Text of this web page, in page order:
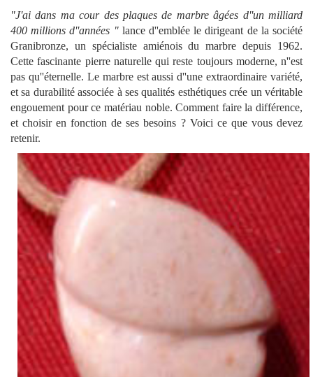
"J'ai dans ma cour des plaques de marbre âgées d''un milliard
400 millions d''années " lance d''emblée le dirigeant de la société
Granibronze, un spécialiste amiénois du marbre depuis 1962.
Cette fascinante pierre naturelle qui reste toujours moderne, n''est
pas qu''éternelle. Le marbre est aussi d''une extraordinaire variété,
et sa durabilité associée à ses qualités esthétiques crée un véritable
engouement pour ce matériau noble. Comment faire la différence,
et choisir en fonction de ses besoins ? Voici ce que vous devez
retenir.